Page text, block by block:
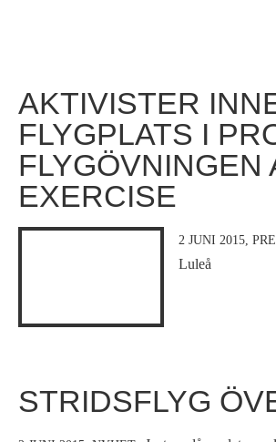
AKTIVISTER
FLYGPLATS I
EXERCISE
2 JUNI 2015,
Luleå
STRIDSFLYG